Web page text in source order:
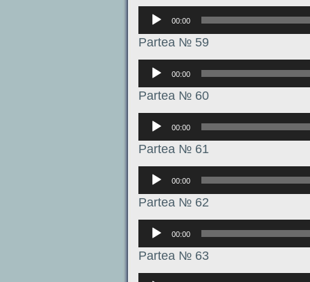
Аудиоплеер
00:00
Partea № 59
Аудиоплеер
00:00
Partea № 60
Аудиоплеер
00:00
Partea № 61
Аудиоплеер
00:00
Partea № 62
Аудиоплеер
00:00
Partea № 63
Аудиоплеер